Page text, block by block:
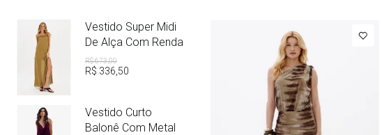
Vestido Super Midi
De Alça Com Renda
R$673,00
R$ 336 50
Vestido Curto
Balonê Com Metal